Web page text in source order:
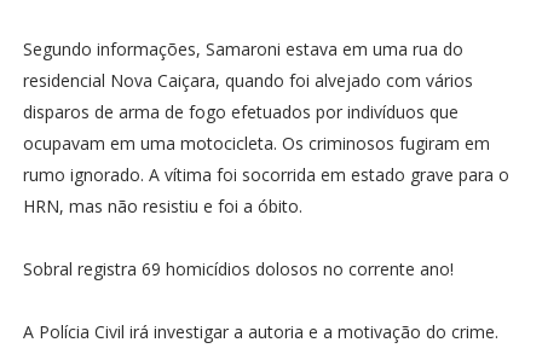
Segundo informações, Samaroni estava em uma rua do
residencial Nova Caiçara, quando foi alvejado com vários
disparos de arma de fogo efetuados por indivíduos que
ocupavam em uma motocicleta. Os criminosos fugiram em
rumo ignorado. A vítima foi socorrida em estado grave para o
HRN, mas não resistiu e foi a óbito.
Sobral registra 69 homicídios dolosos no corrente ano!
A Polícia Civil irá investigar a autoria e a motivação do crime.